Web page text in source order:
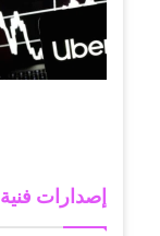
إصدارات فنية